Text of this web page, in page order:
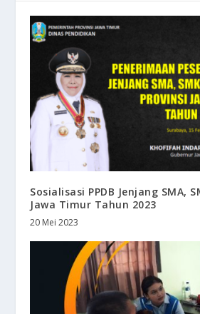
Sosialisasi PPDB Jenjang SMA,
Jawa Timur Tahun 2023
20 Mei 2023